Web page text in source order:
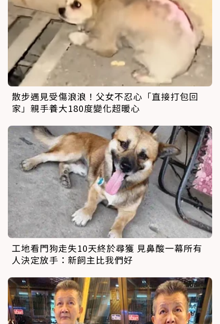
散步遇見受傷浪浪！父女不忍心「直接打包回
家」親手養大180度變化超暖心
工地看門狗走失10天終於尋獲 見鼻酸一幕所有
人決定放手：新飼主比我們好